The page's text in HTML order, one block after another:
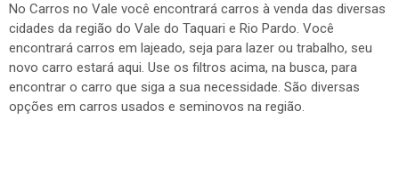
No Carros no Vale você encontrará carros à venda das diversas
cidades da região do Vale do Taquari e Rio Pardo. Você
encontrará carros em lajeado, seja para lazer ou trabalho, seu
novo carro estará aqui. Use os filtros acima, na busca, para
encontrar o carro que siga a sua necessidade. São diversas
opções em carros usados e seminovos na região.